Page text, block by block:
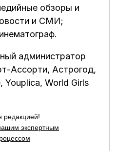
обзоры и
и СМИ;
администратор
Ассорти, Астрогод,
, Youplica, World Girls
редакцией!
экспертным